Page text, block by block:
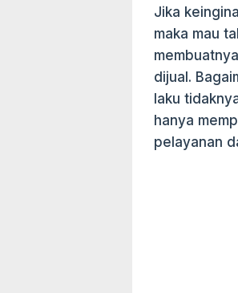
Jika
maka mau
dijual.
laku
hanya
pelayanan